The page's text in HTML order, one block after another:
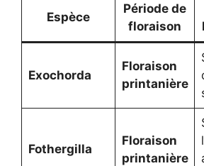
Espèce
Période de
floraison
Exochorda
Floraison
printanière
Fothergilla
Floraison
printanière